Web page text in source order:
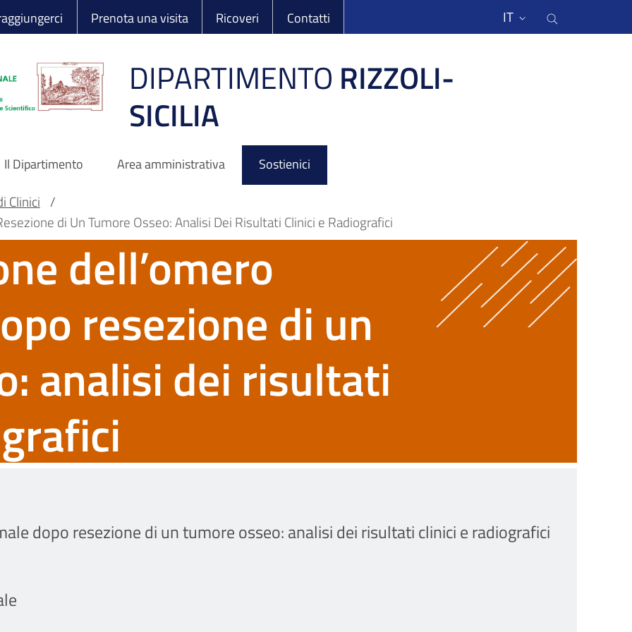
Rizzoli
Prenota una visita Ricoveri Contatti IT
DIPARTIMENTO RIZZOLI-
SICILIA
Il Dipartimento Area amministrativa Sostienici
Clinici /
di Un Tumore Osseo: Analisi Dei Risultati Clinici e Radiografici
dell’omero
resezione di un
analisi dei risultati
dopo resezione di un tumore osseo: analisi dei risultati clinici e radiografici